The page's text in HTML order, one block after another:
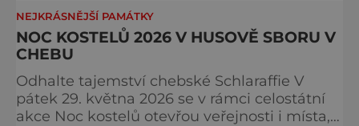
NEJKRÁSNĚJŠÍ PAMÁTKY
NOC KOSTELŮ 2026 V HUSOVĚ SBORU V
CHEBU
Odhalte tajemství chebské Schlaraffie V
pátek 29. května 2026 se v rámci celostátní
akce Noc kostelů otevřou veřejnosti i místa,